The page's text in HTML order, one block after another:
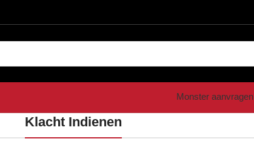
Monster aanvragen
Klacht Indienen